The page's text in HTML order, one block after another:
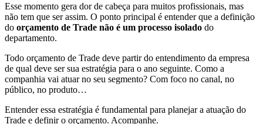
Esse momento gera dor de cabeça para muitos profissionais, mas
não tem que ser assim. O ponto principal é entender que a definição
do orçamento de Trade não é um processo isolado do
departamento.
Todo orçamento de Trade deve partir do entendimento da empresa
de qual deve ser sua estratégia para o ano seguinte. Como a
companhia vai atuar no seu segmento? Com foco no canal, no
público, no produto…
Entender essa estratégia é fundamental para planejar a atuação do
Trade e definir o orçamento. Acompanhe.